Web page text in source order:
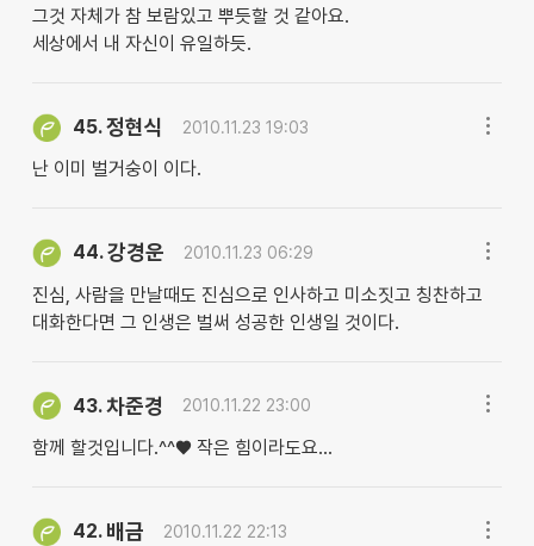
그것 자체가 참 보람있고 뿌듯할 것 같아요.
세상에서 내 자신이 유일하듯.
45.정현식 2010.11.23 19:03
난 이미 벌거숭이 이다.
44.강경운 2010.11.23 06:29
진심, 사람을 만날때도 진심으로 인사하고 미소짓고 칭찬하고
대화한다면 그 인생은 벌써 성공한 인생일 것이다.
43.차준경 2010.11.22 23:00
함께 할것입니다.^^♥ 작은 힘이라도요...
42. 배금 2010.11.22 22:13